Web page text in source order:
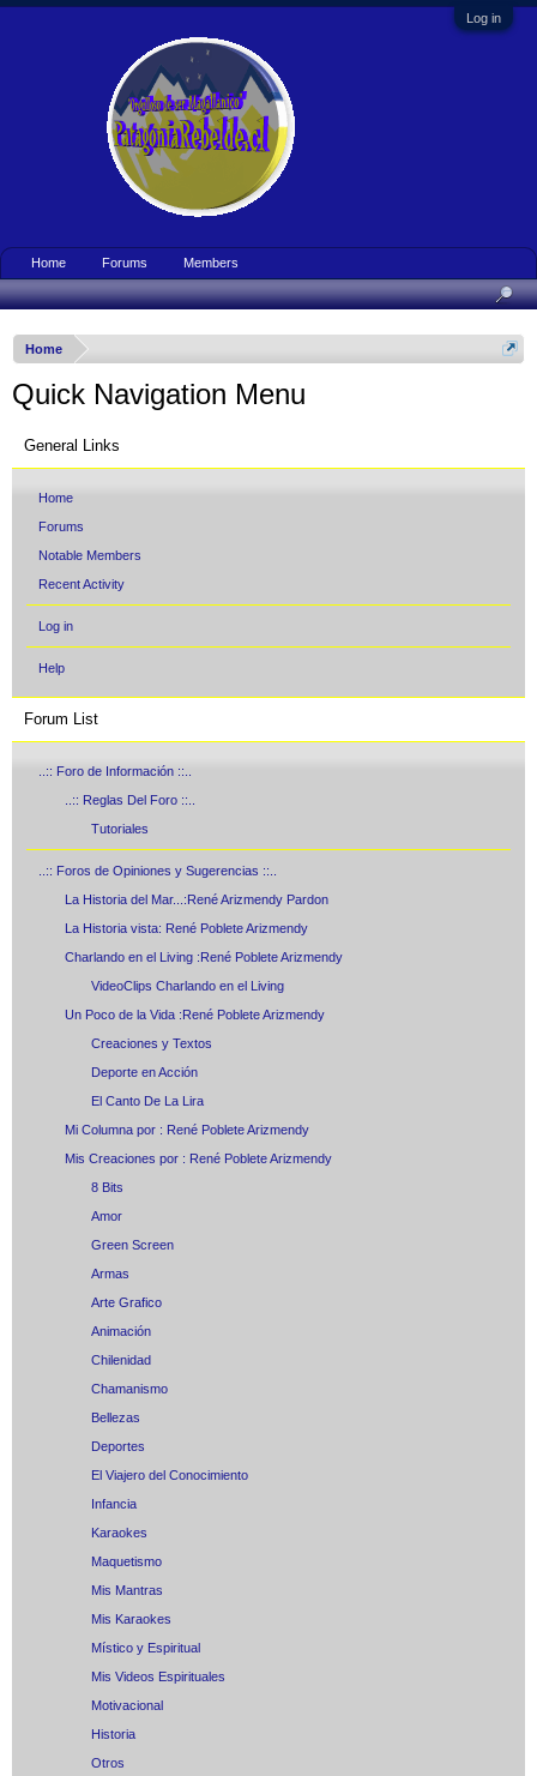
Log in
Home
Quick Navigation Menu
General Links
Home
Forums
Notable Members
Recent Activity
Log in
Help
Forum List
..:: Foro de Información ::..
..:: Reglas Del Foro ::..
Tutoriales
..:: Foros de Opiniones y Sugerencias ::..
La Historia del Mar...:René Arizmendy Pardon
La Historia vista: René Poblete Arizmendy
Charlando en el Living :René Poblete Arizmendy
VideoClips Charlando en el Living
Un Poco de la Vida :René Poblete Arizmendy
Creaciones y Textos
Deporte en Acción
El Canto De La Lira
Mi Columna por : René Poblete Arizmendy
Mis Creaciones por : René Poblete Arizmendy
8 Bits
Amor
Green Screen
Armas
Arte Grafico
Animación
Chilenidad
Chamanismo
Bellezas
Deportes
El Viajero del Conocimiento
Infancia
Karaokes
Maquetismo
Mis Mantras
Mis Karaokes
Místico y Espiritual
Mis Videos Espirituales
Motivacional
Historia
Otros
Home Forums Members